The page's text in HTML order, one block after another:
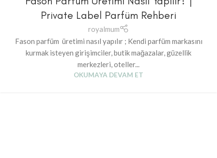
Private Label Parfüm Rehberi
royalmum
Fason parfüm üretimi nasıl yapılır ; Kendi parfüm markasını
kurmak isteyen girişimciler, butik mağazalar, güzellik
merkezleri, oteller...
OKUMAYA DEVAM ET